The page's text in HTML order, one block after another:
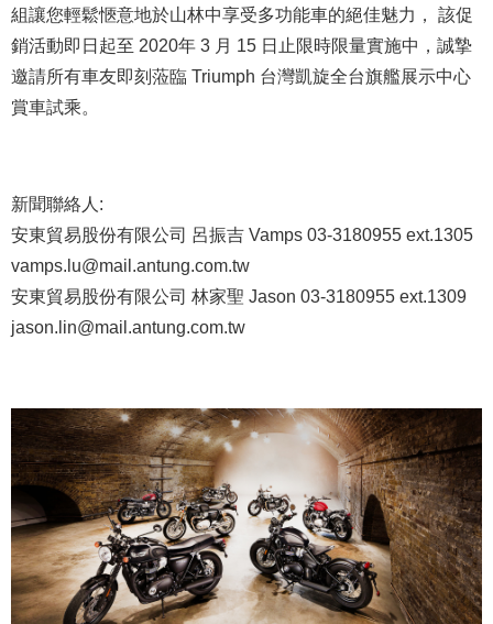
組讓您輕鬆愜意地於山林中享受多功能車的絕佳魅力， 該促
銷活動即日起至 2020年 3 月 15 日止限時限量實施中，誠摯
邀請所有車友即刻蒞臨 Triumph 台灣凱旋全台旗艦展示中心
賞車試乘。
新聞聯絡人:
安東貿易股份有限公司 呂振吉 Vamps 03-3180955 ext.1305
vamps.lu@mail.antung.com.tw
安東貿易股份有限公司 林家聖 Jason 03-3180955 ext.1309
jason.lin@mail.antung.com.tw